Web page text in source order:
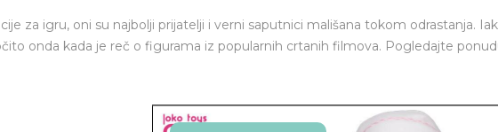
za igru, oni su najbolji prijatelji i verni saputnici mališana tokom odrastanja.
onda kada je reč o figurama iz popularnih crtanih filmova. Pogledajte